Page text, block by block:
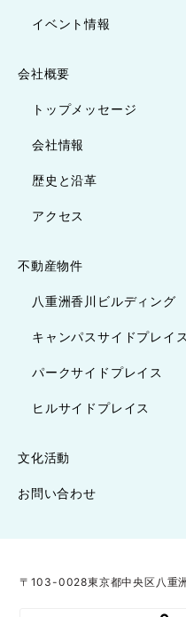
イベント情報
会社概要
トップメッセージ
会社情報
歴史と沿革
アクセス
不動産物件
八重洲香川ビルディング
キャンパスサイドプレイス
パークサイドプレイス
ヒルサイドプレイス
文化活動
お問い合わせ
〒103-0028東京都中央区八重